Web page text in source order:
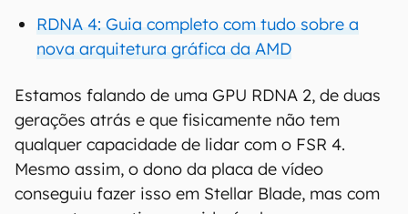
RDNA 4: Guia completo com tudo sobre a
nova arquitetura gráfica da AMD
Estamos falando de uma GPU RDNA 2, de duas
gerações atrás e que fisicamente não tem
qualquer capacidade de lidar com o FSR 4.
Mesmo assim, o dono da placa de vídeo
conseguiu fazer isso em Stellar Blade, mas com